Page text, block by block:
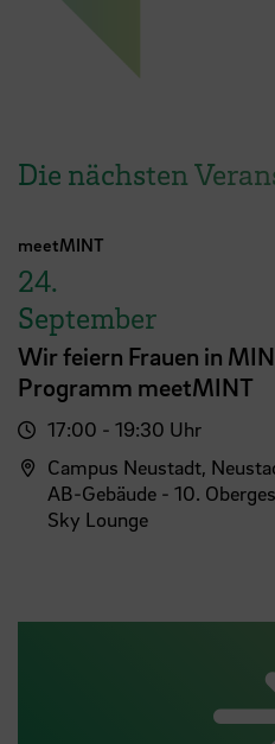
Die nächsten
meetMINT
24.
September
Wir feiern Frauen in
Programm meetMINT
17:00 - 19:30 Uhr
Campus Neustadt,
AB-Gebäude - 10.
Sky Lounge